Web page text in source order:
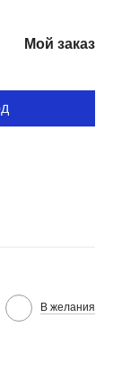
Мой заказ
В желания